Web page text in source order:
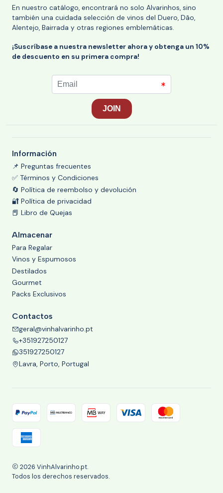
En nuestro catálogo, encontrará no solo Alvarinhos, sino
también una cuidada selección de vinos del Duero, Dão,
Alentejo, Bairrada y otras regiones emblemáticas.
¡Suscríbase a nuestra newsletter ahora y obtenga un 10%
de descuento en su primera compra!
Información
📌 Preguntas frecuentes
✅ Términos y Condiciones
🔄 Política de reembolso y devolución
🔐 Política de privacidad
📕 Libro de Quejas
Almacenar
Para Regalar
Vinos y Espumosos
Destilados
Gourmet
Packs Exclusivos
Contactos
geral@vinhalvarinho.pt
+351927250127
351927250127
Lavra, Porto, Portugal
2026 VinhAlvarinho.pt.
Todos los derechos reservados.